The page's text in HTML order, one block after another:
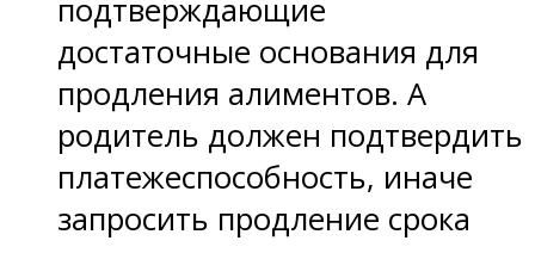
подтверждающие
достаточные основания для
продления алиментов. А
родитель должен подтвердить
платежеспособность, иначе
запросить продление срока